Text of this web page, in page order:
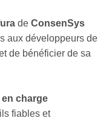
de ConsenSys
aux développeurs de
de bénéficier de sa
en charge
fiables et